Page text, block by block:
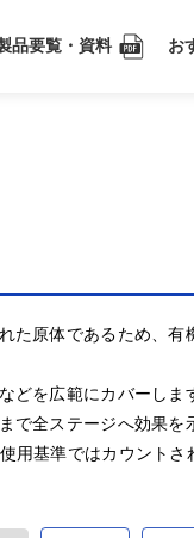
品要覧・資料 お
原体であるため、有
を広範にカバーしま
全ステージへ効果を
用基準ではカウント